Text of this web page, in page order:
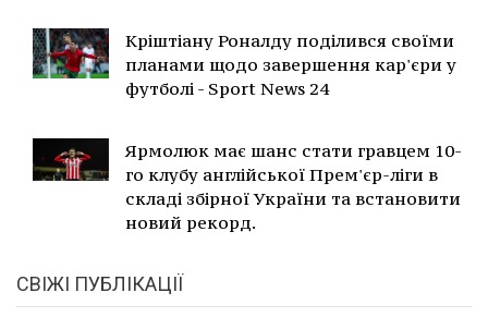
Кріштіану Роналду поділився своїми
планами щодо завершення кар'єри у
футболі - Sport News 24
Ярмолюк має шанс стати гравцем 10-
го клубу англійської Прем'єр-ліги в
складі збірної України та встановити
новий рекорд.
СВІЖІ ПУБЛІКАЦІЇ